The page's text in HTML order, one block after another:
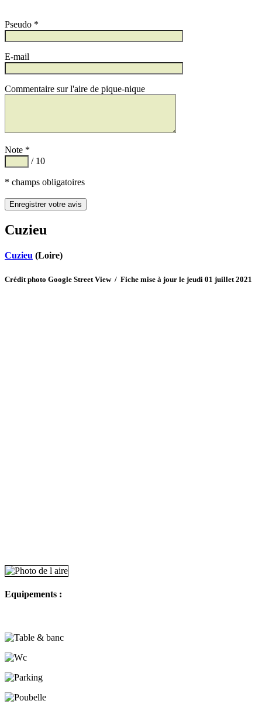
Pseudo *
E-mail
Commentaire sur l'aire de pique-nique
Note *
/ 10
* champs obligatoires
Cuzieu
Cuzieu (Loire)
Crédit photo Google Street View / Fiche mise à jour le jeudi 01 juillet 2021
Equipements :